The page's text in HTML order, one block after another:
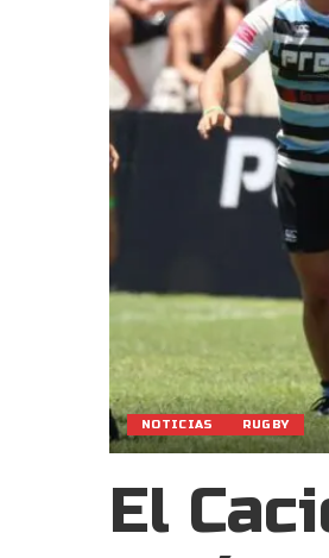
NOTICIAS RUGBY
El